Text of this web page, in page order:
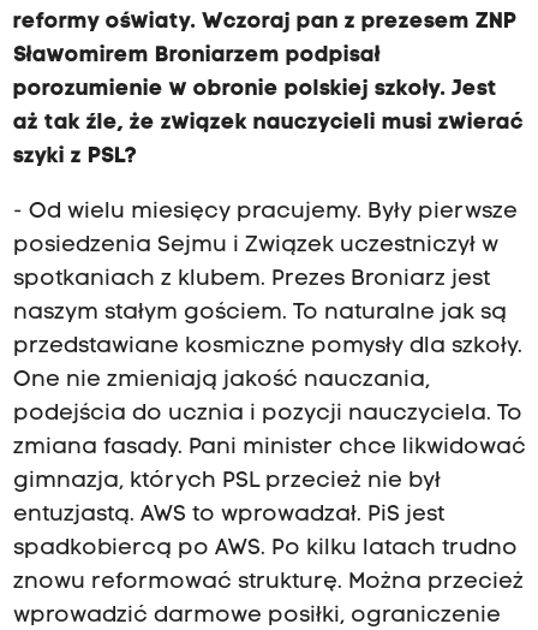
reformy oświaty. Wczoraj pan z prezesem ZNP
Sławomirem Broniarzem podpisał
porozumienie w obronie polskiej szkoły. Jest
aż tak źle, że związek nauczycieli musi zwierać
szyki z PSL?
- Od wielu miesięcy pracujemy. Były pierwsze
posiedzenia Sejmu i Związek uczestniczył w
spotkaniach z klubem. Prezes Broniarz jest
naszym stałym gościem. To naturalne jak są
przedstawiane kosmiczne pomysły dla szkoły.
One nie zmieniają jakość nauczania,
podejścia do ucznia i pozycji nauczyciela. To
zmiana fasady. Pani minister chce likwidować
gimnazja, których PSL przecież nie był
entuzjastą. AWS to wprowadzał. PiS jest
spadkobiercą po AWS. Po kilku latach trudno
znowu reformować strukturę. Można przecież
wprowadzić darmowe posiłki, ograniczenie